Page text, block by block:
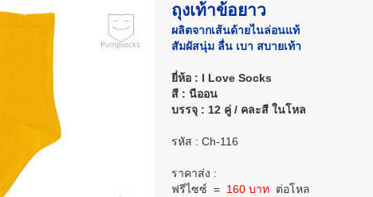
ถุงเท้าข้อยาว
ผลิตจากเส้นด้ายไนล่อนแท้
สัมผัสนุ่ม ลื่น เบา สบายเท้า
ยี่ห้อ : I Love Socks
สี : นีออน
บรรจุ : 12 คู่ / คละสี ในโหล
รหัส : Ch-116
ราคาส่ง :
ฟรีไซซ์ = 160 บาท ต่อโหล